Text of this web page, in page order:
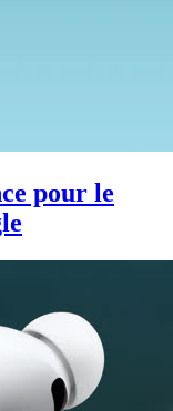
pour le